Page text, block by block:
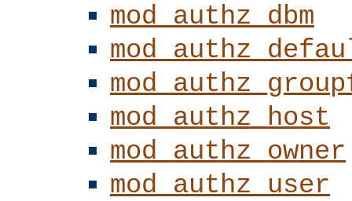
mod_authz_dbm
mod_authz_host
mod_authz_owner
mod_authz_user